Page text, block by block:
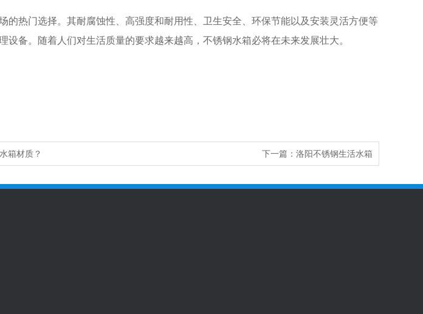
的热门选择。其耐腐蚀性、高强度和耐用性、卫生安全、环保节能以及安装灵活方便等
设备。随着人们对生活质量的要求越来越高，不锈钢水箱必将在未来发展壮大。
箱材质？ 下一篇： 洛阳不锈钢生活水箱